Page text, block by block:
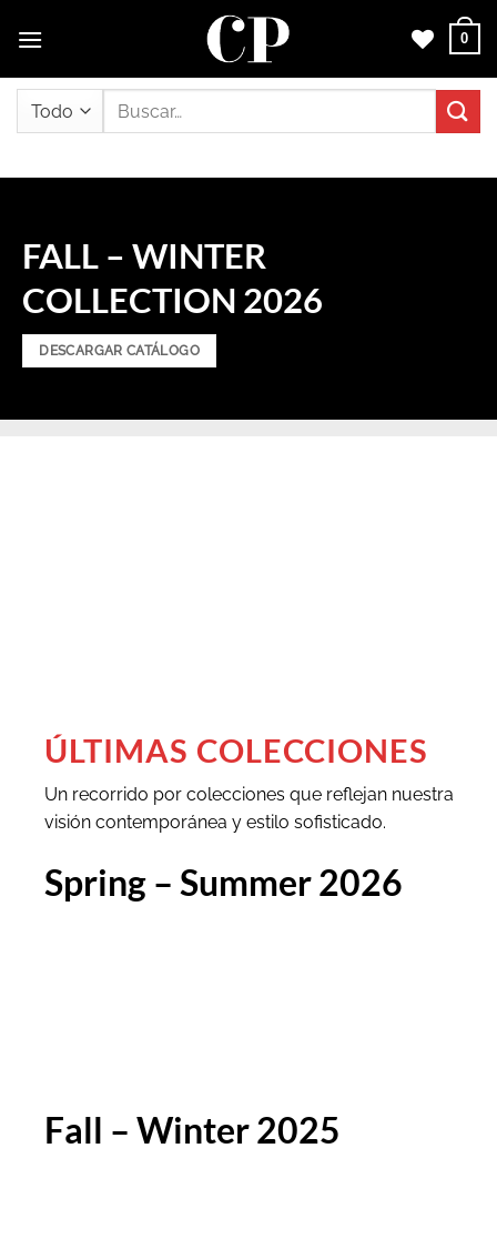
0
Buscar
FALL – WINTER
COLLECTION 2026
DESCARGAR CATÁLOGO
ÚLTIMAS COLECCIONES
Un recorrido por colecciones que reflejan nuestra
visión contemporánea y estilo sofisticado.
Spring – Summer 2026
Fall – Winter 2025